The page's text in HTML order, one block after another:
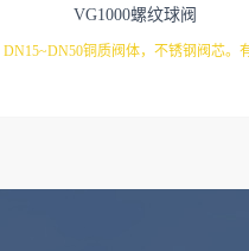
VG1000螺纹球阀
DN15~DN50铜质阀体，不锈钢阀芯。
列 开关/调节型执行器VA9208系列弹簧